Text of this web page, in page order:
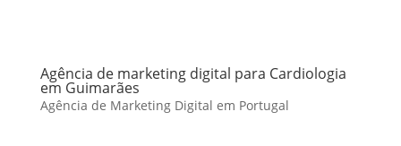
Agência de marketing digital para Cardiologia
em Guimarães
Agência de Marketing Digital em Portugal